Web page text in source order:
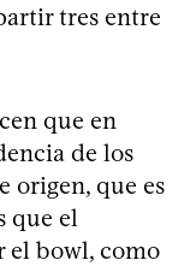
tres entre
que en
de los
origen, que es
que el
el bowl, como